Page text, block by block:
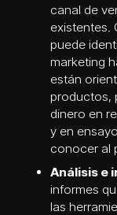
canal de
existentes.
puede
marketing
están
productos,
dinero en
y en
conocer al
Análisis e
informes
las